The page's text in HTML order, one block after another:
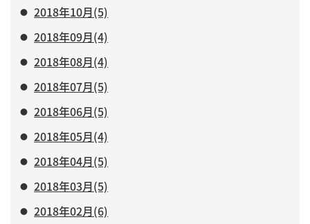
2018年10月(5)
2018年09月(4)
2018年08月(4)
2018年07月(5)
2018年06月(5)
2018年05月(4)
2018年04月(5)
2018年03月(5)
2018年02月(6)